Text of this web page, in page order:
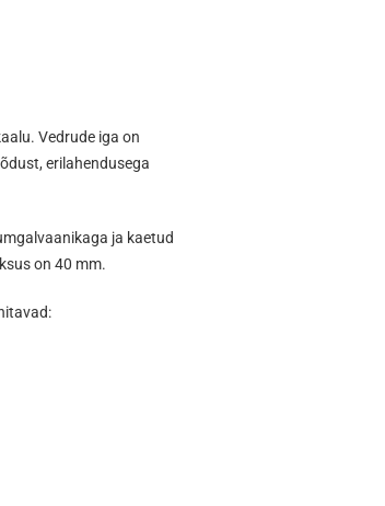
Vedrude iga on
erilahendusega
ja kaetud
on 40 mm.